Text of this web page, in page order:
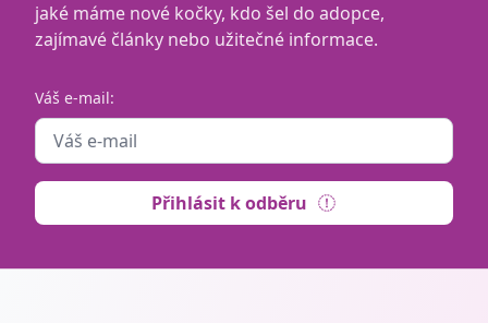
jaké máme nové kočky, kdo šel do adopce,
zajímavé články nebo užitečné informace.
Váš e-mail:
Přihlásit k odběru